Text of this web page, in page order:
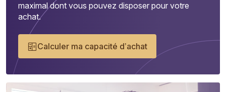
maximal dont vous pouvez disposer pour votre
achat.
Calculer ma capacité d’achat